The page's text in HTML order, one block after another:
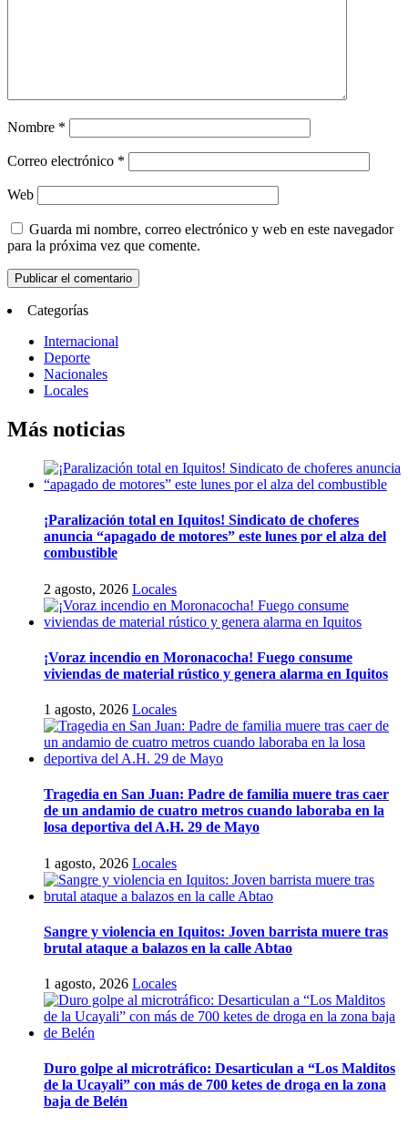
Nombre *
Correo electrónico *
Web
Guarda mi nombre, correo electrónico y web en este navegador
para la próxima vez que comente.
Categorías
Internacional
Deporte
Nacionales
Locales
Más noticias
¡Paralización total en Iquitos! Sindicato de choferes
anuncia “apagado de motores” este lunes por el alza del
combustible
2 agosto, 2026 Locales
¡Voraz incendio en Moronacocha! Fuego consume
viviendas de material rústico y genera alarma en Iquitos
1 agosto, 2026 Locales
Tragedia en San Juan: Padre de familia muere tras caer
de un andamio de cuatro metros cuando laboraba en la
losa deportiva del A.H. 29 de Mayo
1 agosto, 2026 Locales
Sangre y violencia en Iquitos: Joven barrista muere tras
brutal ataque a balazos en la calle Abtao
1 agosto, 2026 Locales
Duro golpe al microtráfico: Desarticulan a “Los Malditos
de la Ucayali” con más de 700 ketes de droga en la zona
baja de Belén